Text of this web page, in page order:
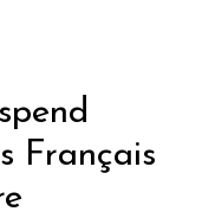
Français